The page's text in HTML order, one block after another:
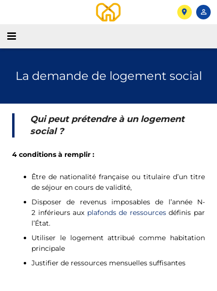
La demande de logement
Déposer ma demande
Mon espace privé
Statistiques
Partenaires
Besoin d’aide
La demande de logement social
Qui peut prétendre à un logement
social ?
4 conditions à remplir :
Être de nationalité française ou titulaire d’un titre
de séjour en cours de validité,
Disposer de revenus imposables de l’année N-
2 inférieurs aux plafonds de ressourcesdéfinis par
l’État.
Utiliser le logement attribué comme habitation
principale
Justifier de ressources mensuelles suffisantes